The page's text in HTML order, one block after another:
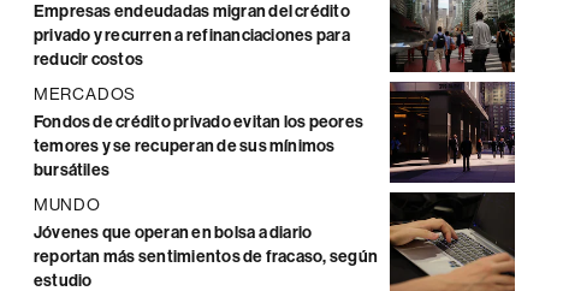
Empresas endeudadas migran del crédito
privado y recurren a refinanciaciones para
reducir costos
MERCADOS
Fondos de crédito privado evitan los peores
temores y se recuperan de sus mínimos
bursátiles
MUNDO
Jóvenes que operan en bolsa a diario
reportan más sentimientos de fracaso, según
estudio